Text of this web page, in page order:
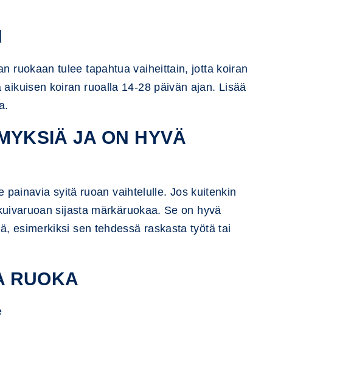
ruokaan tulee tapahtua vaiheittain, jotta koiran
koiran ruoalla 14-28 päivän ajan. Lisää
JA ON HYVÄ
syitä ruoan vaihtelulle. Jos kuitenkin
sijasta märkäruokaa. Se on hyvä
esimerkiksi sen tehdessä raskasta työtä tai
RUOKA